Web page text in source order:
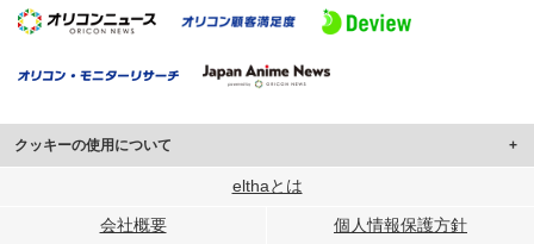
クッキーの使用について
このサイトでは Cookie を使用して、ユーザーに合わせたコンテンツや広告の
行っています。
elthaとは
会社概要 個人情報保護方針